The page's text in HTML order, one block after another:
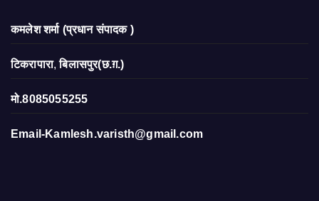
कमलेश शर्मा (प्रधान संपादक )
टिकरापारा,बिलासपुर(छ.ग़.)
मो.8085055255
Email-Kamlesh.varisth@gmail.com